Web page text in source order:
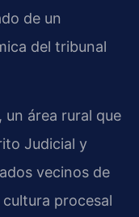
de un
del tribunal
un área rural que
Judicial y
vecinos de
procesal